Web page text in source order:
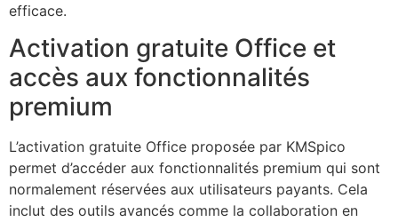
efficace.
Activation gratuite Office et
accès aux fonctionnalités
premium
L’activation gratuite Office proposée par KMSpico
permet d’accéder aux fonctionnalités premium qui sont
normalement réservées aux utilisateurs payants. Cela
inclut des outils avancés comme la collaboration en